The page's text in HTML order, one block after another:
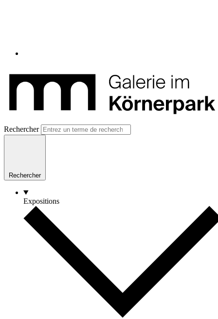
Rechercher
Rechercher
Expositions